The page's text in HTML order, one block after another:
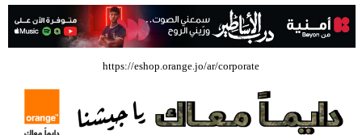
في قضيتها مع طارق الحسن
بالفيديو .. إرادة القائد ثم التعليم ثم الصناعة والزراعة قذفت ببنجلاديش خلال
عشرين عاما من دخل الفرد ٤٠٠$ سنويا الى ٦٠٠٠ $ ، فهل نستطيع ؟؟؟؟؟
شركة تسابيح للسياحة والسفر تسير اول رحلة لحجاج بيت الله الحرام عبر مطار
الملكة علياء الدولي – صور
https://eshop.orange.jo/ar/corporate